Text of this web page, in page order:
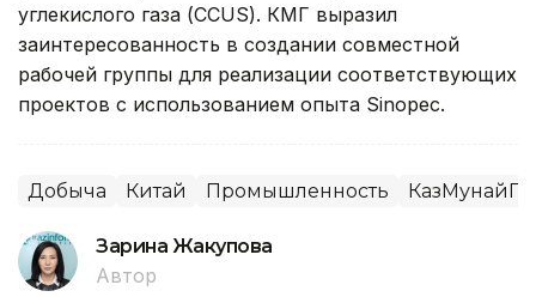
углекислого газа (CCUS). КМГ выразил
заинтересованность в создании совместной
рабочей группы для реализации соответствующих
проектов с использованием опыта Sinopec.
Добыча Китай Промышленность
Зарина Жакупова
Автор